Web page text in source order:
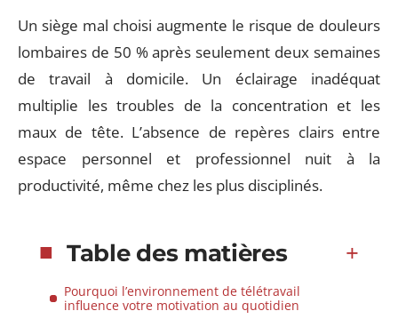
Un siège mal choisi augmente le risque de douleurs
lombaires de 50 % après seulement deux semaines
de travail à domicile. Un éclairage inadéquat
multiplie les troubles de la concentration et les
maux de tête. L’absence de repères clairs entre
espace personnel et professionnel nuit à la
productivité, même chez les plus disciplinés.
Table des matières
Pourquoi l’environnement de télétravail
influence votre motivation au quotidien